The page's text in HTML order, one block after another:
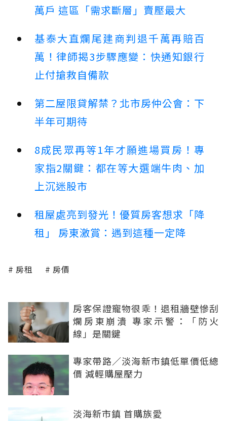
萬戶 這區「需求斷層」賣壓最大
基泰大直爛尾建商判退千萬再賠百
萬！律師揭3步驟應變：快通知銀行
止付搶救自備款
第二屋限貸解禁？北市房仲公會：下
半年可期待
8成民眾再等1年才願進場買房！專
家指2關鍵：都在等大選端牛肉、加
上沉迷股市
租屋處亮到發光！優質房客想求「降
租」 房東激賞：遇到這種一定降
房租 房價
房客保證寵物很乖！退租牆壁慘刮
爛房東崩潰 專家示警：「防火
線」是關鍵
專家帶路／淡海新市鎮低單價低總
價 減輕購屋壓力
淡海新市鎮 首購族愛